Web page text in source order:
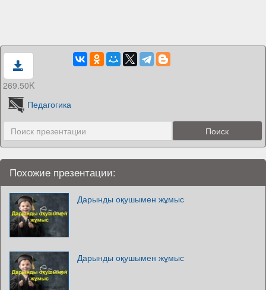
269.50K
Педагогика
Похожие презентации:
Дарынды оқушымен жұмыс
Дарынды оқушымен жұмыс